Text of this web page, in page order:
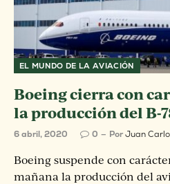
EL MUNDO DE LA AVIACIÓN
Boeing cierra con
la producción del B-
6 abril, 2020 0 PorJuan
Boeing suspende con
mañana la producción del